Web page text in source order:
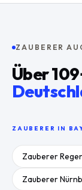
ZAUBERER
Über109
ZAUBERER IN
Zauberer
Zauberer